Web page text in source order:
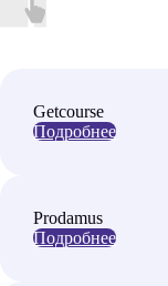
Getcourse
Подробнее
Prodamus
Подробнее